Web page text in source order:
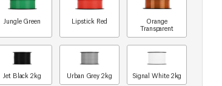
Jungle Green Lipstick Red
Orange
Transparent
Jet Black 2kg Urban Grey 2kg Signal White 2kg